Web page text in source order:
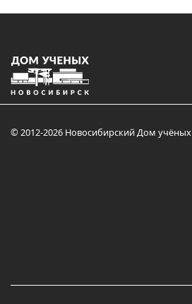
© 2012-2026 Новосибирский Дом учёных